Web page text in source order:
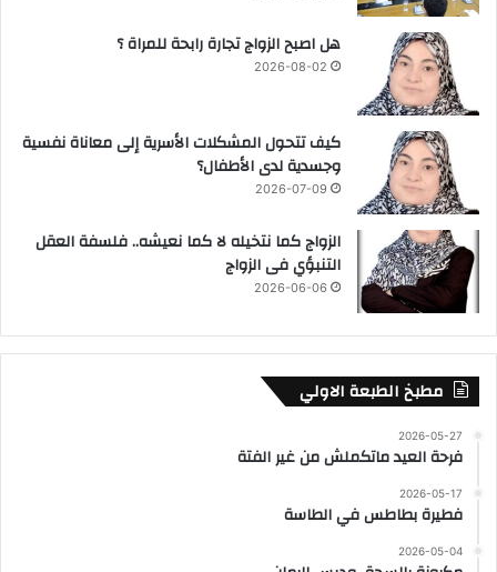
هل اصبح الزواج تجارة رابحة للمراة ؟
2026-08-02
كيف تتحول المشكلات الأسرية إلى معاناة نفسية
وجسدية لدى الأطفال؟
2026-07-09
الزواج كما نتخيله لا كما نعيشه.. فلسفة العقل
التنبؤي فى الزواج
2026-06-06
مطبخ الطبعة الاولي
2026-05-27
فرحة العيد ماتكملش من غير الفتة
2026-05-17
فطيرة بطاطس في الطاسة
2026-05-04